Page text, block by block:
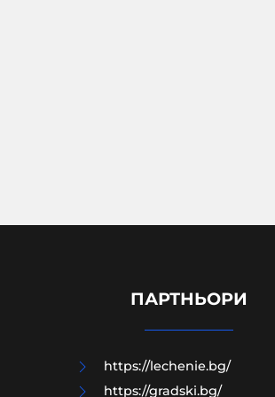
ПАРТНЬОРИ
https://lechenie.bg/
https://gradski.bg/